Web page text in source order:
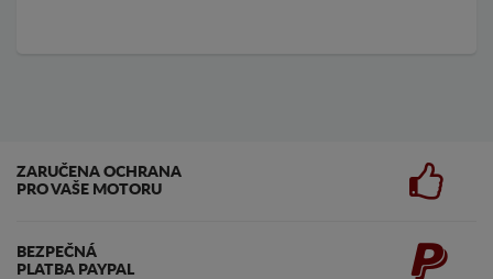
ZARUČENA OCHRANA
PRO VAŠE MOTORU
BEZPEČNÁ
PLATBA PAYPAL